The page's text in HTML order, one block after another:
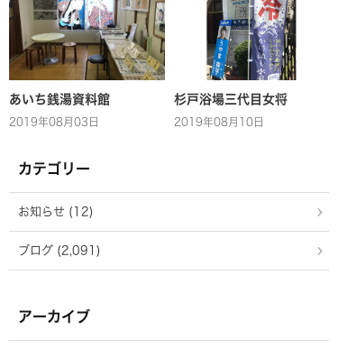
あいち銭湯資料館
2019年08月03日
杉戸浴場三代目女将
2019年08月10日
カテゴリー
お知らせ (12)
ブログ (2,091)
アーカイブ